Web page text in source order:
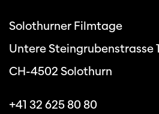
Solothurner Filmtage
Untere Steingrubenstrasse
CH-4502 Solothurn
+41 32 625 80 80